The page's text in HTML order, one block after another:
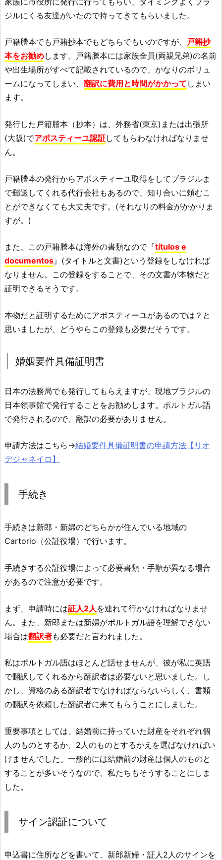
ジルにくる友達がいたので持ってきてもらいました。
戸籍謄本でも戸籍抄本でもどちらでもいのですが、 戸籍抄
本をお勧めします。戸籍謄本には家族全員(両親兄弟)の名前
や出生場所がすべて記載されているので、かなりのボリュ
ームになってしまい、 翻訳に費用と時間がかかって しまい
ます。
発行した戸籍謄本（抄本）は、外務省(東京)または出張所
(大阪)でアポスティーユ認証してもらわなければなりませ
ん。
戸籍謄本の発行からアポスティーユ取得をしてブラジルま
で郵送してくれる代行会社もあるので、知り合いに頼むこ
とができなくても大丈夫です。(それなりの料金がかかりま
すが。)
また、この戸籍謄本は海外の書類なので『títulos e
documentos』(タイトルと文書)という登録をしなければ
なりません。この登録をすることで、その文書が本物だと
証明できるそうです。
本物だと証明するためにアポスティーユがあるのでは？と
思いましたが、どうやらこの登録も必要だそうです。
婚姻要件具備証明書
日本の法務局でも発行してもらえますが、現地ブラジルの
日本領事館で発行することをお勧めします。ポルトガル語
で発行されるので、翻訳の必要がありません。
申請方法はこちら→結婚要件具備証明書の申請方法【リオ
デジャネイロ】
手続き
手続きは新郎・新婦のどちらかが住んでいる地域の
Cartorio（公証役場）で行います。
手続きする公証役場によって必要書類・手順が異なる場合
があるので注意が必要です。
まず、申請時には証人2人 を連れて行かなければなりませ
ん。また、新郎または新婦がポルトガル語を理解できない
場合は翻訳者も必要だと言われました。
私はポルトガル語はほとんど話せませんが、彼が私に英語
で翻訳してくれるから翻訳者は必要ないと思いました。し
かし、資格のある翻訳者でなければならないらしく、書類
の翻訳を依頼した翻訳者に来てもらうことにしました。
重要事項としては、結婚前に持っていた財産をそれぞれ個
人のものとするか、2人のものとするかえを選ばなければい
けませんでした。一般的には結婚前の財産は個人のものと
することが多いそうなので、私たちもそうすることにしま
した。
サイン認証について
申込書に住所などを書いて、新郎新婦・証人2人のサインを